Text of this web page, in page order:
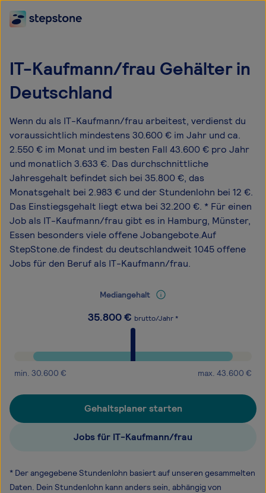
IT-Kaufmann/frau Gehälter in
Deutschland
Wenn du als IT-Kaufmann/frau arbeitest, verdienst du
voraussichtlich mindestens 30.600 € im Jahr und ca.
2.550 € im Monat und im besten Fall 43.600 € pro Jahr
und monatlich 3.633 €. Das durchschnittliche
Jahresgehalt befindet sich bei 35.800 €, das
Monatsgehalt bei 2.983 € und der Stundenlohn bei 12 €.
Das Einstiegsgehalt liegt etwa bei 32.200 €. * Für einen
Job als IT-Kaufmann/frau gibt es in Hamburg, Münster,
Essen besonders viele offene Jobangebote.Auf
StepStone.de findest du deutschlandweit 1045 offene
Jobs für den Beruf als IT-Kaufmann/frau.
Mediangehalt
35.800€ brutto/Jahr *
min. 30.600 € max. 43.600 €
Gehaltsplaner starten
Jobs für IT-Kaufmann/frau
* Der angegebene Stundenlohn basiert auf unseren gesammelten
Daten. Dein Stundenlohn kann anders sein, abhängig von